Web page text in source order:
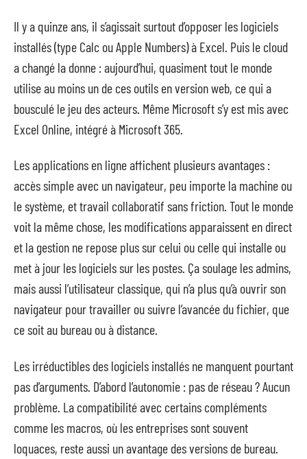
Il y a quinze ans, il s’agissait surtout d’opposer les logiciels
installés (type Calc ou Apple Numbers) à Excel. Puis le cloud
a changé la donne : aujourd’hui, quasiment tout le monde
utilise au moins un de ces outils en version web, ce qui a
bousculé le jeu des acteurs. Même Microsoft s’y est mis avec
Excel Online, intégré à Microsoft 365.
Les applications en ligne affichent plusieurs avantages :
accès simple avec un navigateur, peu importe la machine ou
le système, et travail collaboratif sans friction. Tout le monde
voit la même chose, les modifications apparaissent en direct
et la gestion ne repose plus sur celui ou celle qui installe ou
met à jour les logiciels sur les postes. Ça soulage les admins,
mais aussi l’utilisateur classique, qui n’a plus qu’à ouvrir son
navigateur pour travailler ou suivre l’avancée du fichier, que
ce soit au bureau ou à distance.
Les irréductibles des logiciels installés ne manquent pourtant
pas d’arguments. D’abord l’autonomie : pas de réseau ? Aucun
problème. La compatibilité avec certains compléments
comme les macros, où les entreprises sont souvent
loquaces, reste aussi un avantage des versions de bureau.